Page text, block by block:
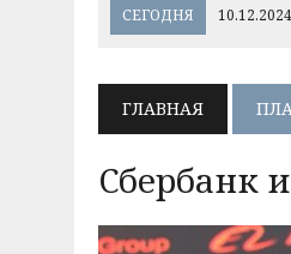
СЕГОДНЯ 10.12.2024
ХЭЙЛУНЦЗЯН
ГЛАВНАЯ
Сбербанк